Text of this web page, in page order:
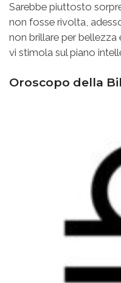
Sarebbe piuttosto
non fosse rivolta,
non brillare per bellezza
vi stimola sul piano
Oroscopo della